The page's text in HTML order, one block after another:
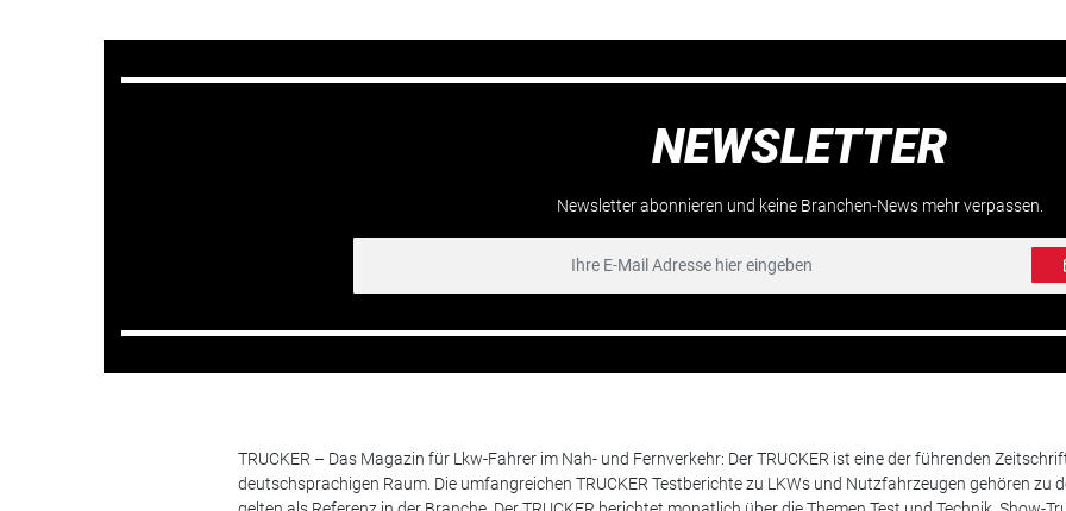
NEWSLETTER
Newsletter abonnieren und keine Branchen-News mehr verpassen.
TRUCKER – Das Magazin für Lkw-Fahrer im Nah- und Fernverkehr: Der TRUCKER ist eine der führenden
deutschsprachigen Raum. Die umfangreichen TRUCKER Testberichte zu LKWs und Nutzfahrzeugen gehören zu